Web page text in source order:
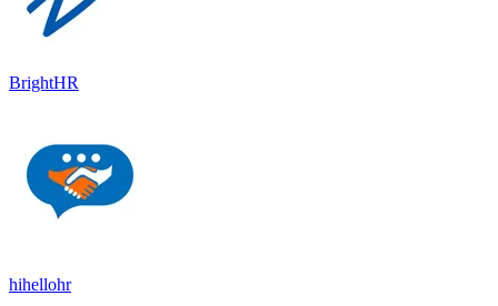
BrightHR
hihellohr